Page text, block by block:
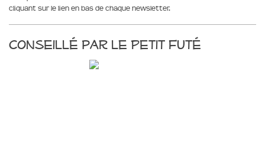
cliquant sur le lien en bas de chaque newsletter.
Conseillé par le Petit Futé